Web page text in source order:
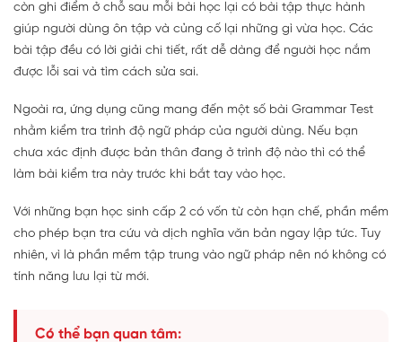
còn ghi điểm ở chỗ sau mỗi bài học lại có bài tập thực hành
giúp người dùng ôn tập và củng cố lại những gì vừa học. Các
bài tập đều có lời giải chi tiết, rất dễ dàng để người học nắm
được lỗi sai và tìm cách sửa sai.
Ngoài ra, ứng dụng cũng mang đến một số bài Grammar Test
nhằm kiểm tra trình độ ngữ pháp của người dùng. Nếu bạn
chưa xác định được bản thân đang ở trình độ nào thì có thể
làm bài kiểm tra này trước khi bắt tay vào học.
Với những bạn học sinh cấp 2 có vốn từ còn hạn chế, phần mềm
cho phép bạn tra cứu và dịch nghĩa văn bản ngay lập tức. Tuy
nhiên, vì là phần mềm tập trung vào ngữ pháp nên nó không có
tính năng lưu lại từ mới.
Có thể bạn quan tâm: